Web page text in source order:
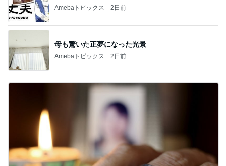
Amebaトピックス 2日前
母も驚いた正夢になった光景
Amebaトピックス 2日前